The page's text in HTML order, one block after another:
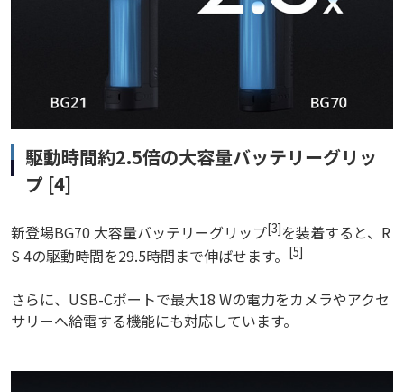
駆動時間約2.5倍の大容量バッテリーグリッ
プ [4]
新登場BG70 大容量バッテリーグリップ[3]を装着すると、R
S 4の駆動時間を29.5時間まで伸ばせます。 [5]
さらに、USB-Cポートで最大18 Wの電力をカメラやアクセ
サリーへ給電する機能にも対応しています。